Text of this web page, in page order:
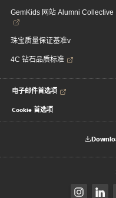
GemKids 网站 Alumni Collective
珠宝质量保证基准v
4C 钻石品质标准
电子邮件首选项
Cookie 首选项